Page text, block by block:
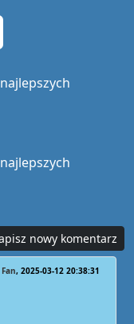
nowy komentarz
Fan 2025-03-12 20:38:31